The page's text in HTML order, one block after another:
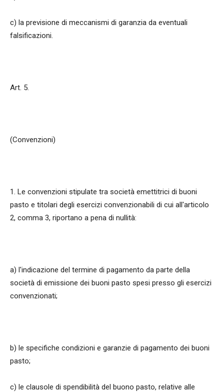
c) la previsione di meccanismi di garanzia da eventuali
falsificazioni.
Art. 5.
(Convenzioni)
1. Le convenzioni stipulate tra società emettitrici di buoni
pasto e titolari degli esercizi convenzionabili di cui all'articolo
2, comma 3, riportano a pena di nullità:
a) l'indicazione del termine di pagamento da parte della
società di emissione dei buoni pasto spesi presso gli esercizi
convenzionati;
b) le specifiche condizioni e garanzie di pagamento dei buoni
pasto;
c) le clausole di spendibilità del buono pasto, relative alle